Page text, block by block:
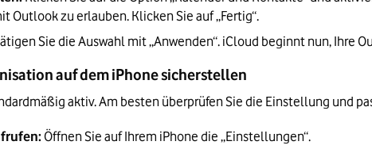
Outlook zu erlauben. Klicken Sie auf „Fertig“.
Sie die Auswahl mit „Anwenden“. iCloud beginnt nun, Ihre
auf dem iPhone sicherstellen
aktiv. Am besten überprüfen Sie die Einstellung und
Öffnen Sie auf Ihrem iPhone die „Einstellungen“.